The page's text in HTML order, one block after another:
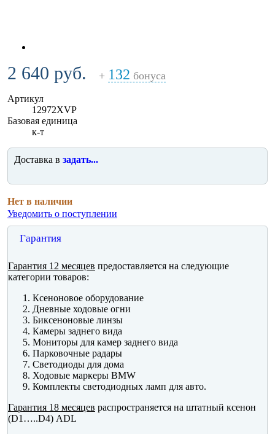
2 640 руб. + 132 бонуса
Артикул
12972XVP
Базовая единица
к-т
Доставка в задать...
Нет в наличии
Уведомить о поступлении
Гарантия
Гарантия 12 месяцев предоставляется на следующие
категории товаров:
Ксеноновое оборудование
Дневные ходовые огни
Биксеноновые линзы
Камеры заднего вида
Мониторы для камер заднего вида
Парковочные радары
Светодиоды для дома
Ходовые маркеры BMW
Комплекты светодиодных ламп для авто.
Гарантия 18 месяцев распространяется на штатный ксенон
(D1…..D4) ADL